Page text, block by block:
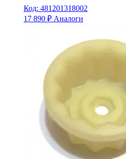
Код: 481201318002
17 890 ₽ Аналоги